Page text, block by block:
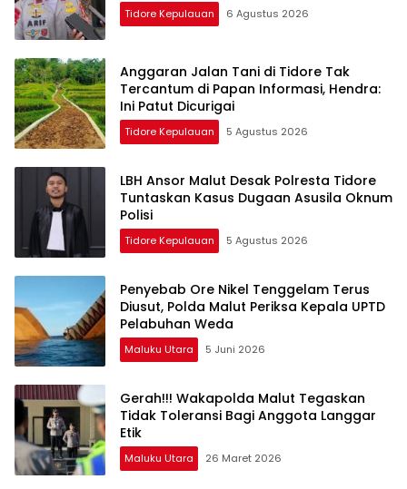
Tidore Kepulauan 6 Agustus 2026
Anggaran Jalan Tani di Tidore Tak
Tercantum di Papan Informasi, Hendra:
Ini Patut Dicurigai
Tidore Kepulauan 5 Agustus 2026
LBH Ansor Malut Desak Polresta Tidore
Tuntaskan Kasus Dugaan Asusila Oknum
Polisi
Tidore Kepulauan 5 Agustus 2026
Penyebab Ore Nikel Tenggelam Terus
Diusut, Polda Malut Periksa Kepala UPTD
Pelabuhan Weda
Maluku Utara 5 Juni 2026
Gerah!!! Wakapolda Malut Tegaskan
Tidak Toleransi Bagi Anggota Langgar
Etik
Maluku Utara 26 Maret 2026